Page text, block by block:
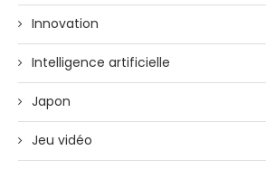
Innovation
Intelligence artificielle
Japon
Jeu vidéo